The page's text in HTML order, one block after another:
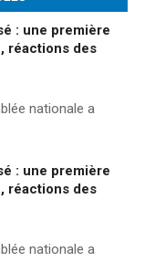
: une première
réactions des
nationale a
: une première
réactions des
nationale a